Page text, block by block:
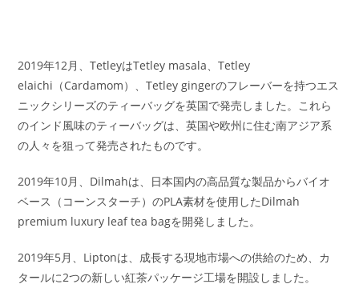
2019年12月、TetleyはTetley masala、Tetley
elaichi（Cardamom）、Tetley gingerのフレーバーを持つエス
ニックシリーズのティーバッグを英国で発売しました。これら
のインド風味のティーバッグは、英国や欧州に住む南アジア系
の人々を狙って発売されたものです。
2019年10月、Dilmahは、日本国内の高品質な製品からバイオ
ベース（コーンスターチ）のPLA素材を使用したDilmah
premium luxury leaf tea bagを開発しました。
2019年5月、Liptonは、成長する現地市場への供給のため、カ
タールに2つの新しい紅茶パッケージ工場を開設しました。